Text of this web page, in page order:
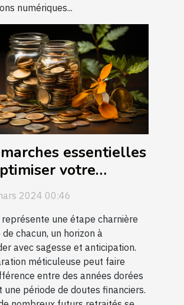
numériques...
essentielles
votre
avant de consulter
2024 00:46
une étape charnière
chacun, un horizon à
avec sagesse et anticipation.
méticuleuse peut faire
entre des années dorées
une période de doutes financiers.